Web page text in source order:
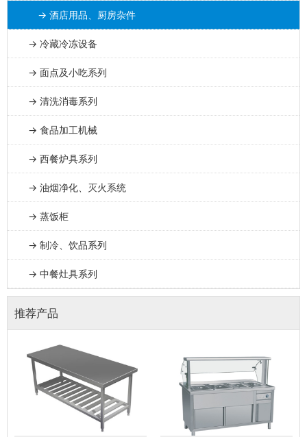
→ 酒店用品、厨房杂件
→ 冷藏冷冻设备
→ 面点及小吃系列
→ 清洗消毒系列
→ 食品加工机械
→ 西餐炉具系列
→ 油烟净化、灭火系统
→ 蒸饭柜
→ 制冷、饮品系列
→ 中餐灶具系列
推荐产品